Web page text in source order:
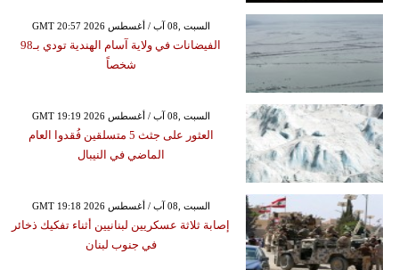
GMT 20:57 2026 السبت ,08 آب / أغسطس
الفيضانات في ولاية آسام الهندية تودي بـ98
شخصاً
GMT 19:19 2026 السبت ,08 آب / أغسطس
العثور على جثث 5 متسلقين فُقدوا العام
الماضي في النيبال
GMT 19:18 2026 السبت ,08 آب / أغسطس
إصابة ثلاثة عسكريين لبنانيين أثناء تفكيك ذخائر
في جنوب لبنان